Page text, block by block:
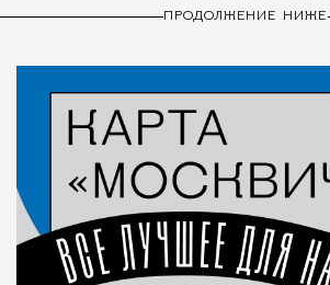
ПРОДОЛЖЕНИЕ НИЖЕ